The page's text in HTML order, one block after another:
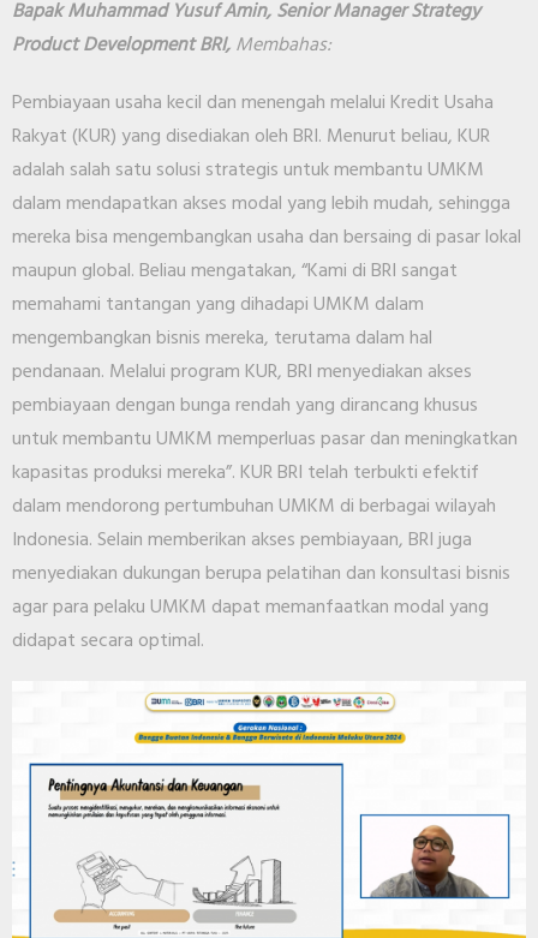
Bapak Muhammad Yusuf Amin, Senior Manager Strategy
Product Development BRI,Membahas:
Pembiayaan usaha kecil dan menengah melalui Kredit Usaha
Rakyat (KUR) yang disediakan oleh BRI. Menurut beliau, KUR
adalah salah satu solusi strategis untuk membantu UMKM
dalam mendapatkan akses modal yang lebih mudah, sehingga
mereka bisa mengembangkan usaha dan bersaing di pasar lokal
maupun global. Beliau mengatakan, “Kami di BRI sangat
memahami tantangan yang dihadapi UMKM dalam
mengembangkan bisnis mereka, terutama dalam hal
pendanaan. Melalui program KUR, BRI menyediakan akses
pembiayaan dengan bunga rendah yang dirancang khusus
untuk membantu UMKM memperluas pasar dan meningkatkan
kapasitas produksi mereka”. KUR BRI telah terbukti efektif
dalam mendorong pertumbuhan UMKM di berbagai wilayah
Indonesia. Selain memberikan akses pembiayaan, BRI juga
menyediakan dukungan berupa pelatihan dan konsultasi bisnis
agar para pelaku UMKM dapat memanfaatkan modal yang
didapat secara optimal.